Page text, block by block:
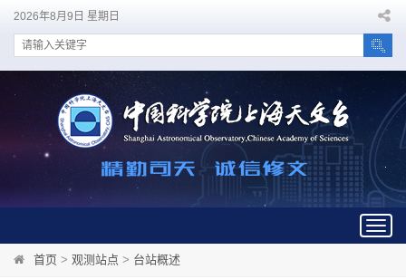
2026年8月9日 星期日
首页 > 观测站点 > 台站概述